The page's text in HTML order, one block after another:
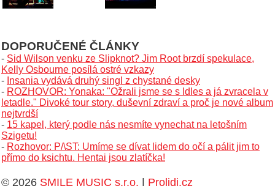
DOPORUČENÉ ČLÁNKY
- Sid Wilson venku ze Slipknot? Jim Root brzdí spekulace,
Kelly Osbourne posílá ostré vzkazy
- Insania vydává druhý singl z chystané desky
- ROZHOVOR: Yonaka: "Ožrali jsme se s Idles a já zvracela v
letadle." Divoké tour story, duševní zdraví a proč je nové album
nejtvrdší
- 15 kapel, který podle nás nesmíte vynechat na letošním
Szigetu!
- Rozhovor: P/\ST: Umíme se dívat lidem do očí a pálit jim to
přímo do ksichtu. Hentai jsou zlatíčka!
© 2026 SMILE MUSIC s.r.o. | Prolidi.cz